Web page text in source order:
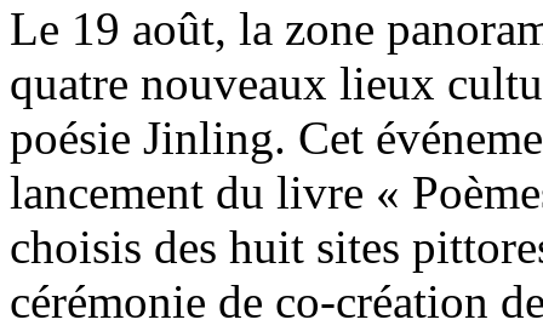
Le 19 août, la zone
quatre nouveaux lieux
poésie Jinling. Cet
lancement du livre «
choisis des huit sites
cérémonie de co-création